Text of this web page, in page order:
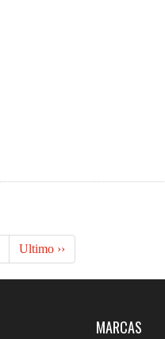
Ultimo ››
MARCAS